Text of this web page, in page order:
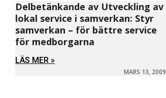
Delbetänkande av Utveckling av
lokal service i samverkan: Styr
samverkan – för bättre service
för medborgarna
LÄS MER »
MARS 13, 2009